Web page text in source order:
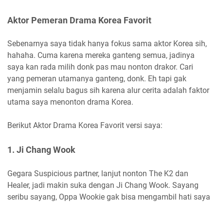
Aktor Pemeran Drama Korea Favorit
Sebenarnya saya tidak hanya fokus sama aktor Korea sih,
hahaha. Cuma karena mereka ganteng semua, jadinya
saya kan rada milih donk pas mau nonton drakor. Cari
yang pemeran utamanya ganteng, donk. Eh tapi gak
menjamin selalu bagus sih karena alur cerita adalah faktor
utama saya menonton drama Korea.
Berikut Aktor Drama Korea Favorit versi saya:
1. Ji Chang Wook
Gegara Suspicious partner, lanjut nonton The K2 dan
Healer, jadi makin suka dengan Ji Chang Wook. Sayang
seribu sayang, Oppa Wookie gak bisa mengambil hati saya